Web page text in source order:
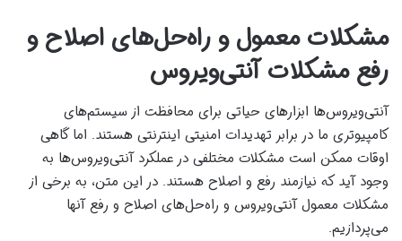
مشکلات معمول و راه‌حل‌های اصلاح و
رفع مشکلات آنتی‌ویروس
آنتی‌ویروس‌ها ابزارهای حیاتی برای محافظت از سیستم‌های
کامپیوتری ما در برابر تهدیدات امنیتی اینترنتی هستند. اما گاهی
اوقات ممکن است مشکلات مختلفی در عملکرد آنتی‌ویروس‌ها به
وجود آید که نیازمند رفع و اصلاح هستند. در این متن، به برخی از
مشکلات معمول آنتی‌ویروس و راه‌حل‌های اصلاح و رفع آنها
می‌پردازیم.